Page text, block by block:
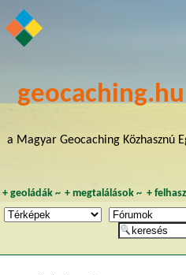
a Magyar Geocaching Közhasznú
+ geoládák~ +megtalálások ~ +